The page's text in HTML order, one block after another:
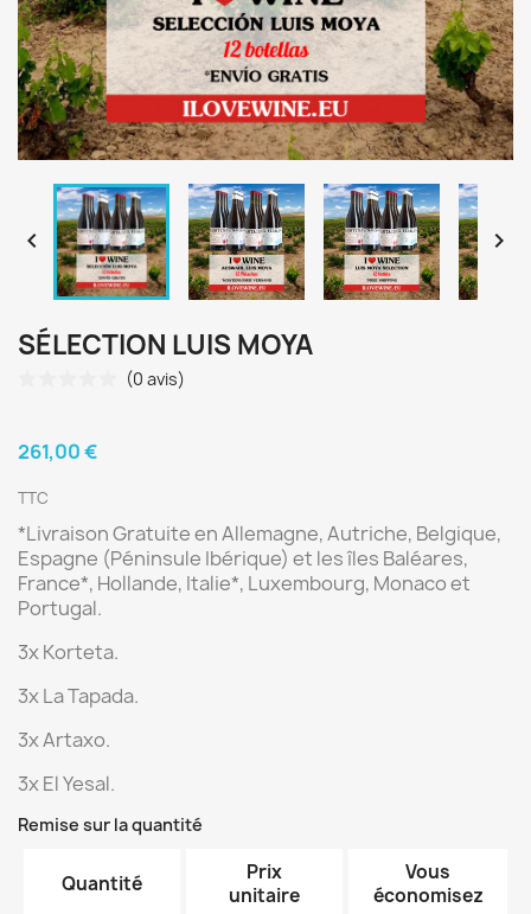
 
SÉLECTION LUIS MOYA
(0 avis)
261,00 €
TTC
*Livraison Gratuiteen Allemagne, Autriche, Belgique,
Espagne (Péninsule Ibérique) et les îles Baléares,
France*, Hollande, Italie*, Luxembourg, Monaco et
Portugal.
3x Korteta.
3x La Tapada.
3x Artaxo.
3x El Yesal.
Remise sur la quantité
Quantité
Prix
unitaire
Vous
économisez